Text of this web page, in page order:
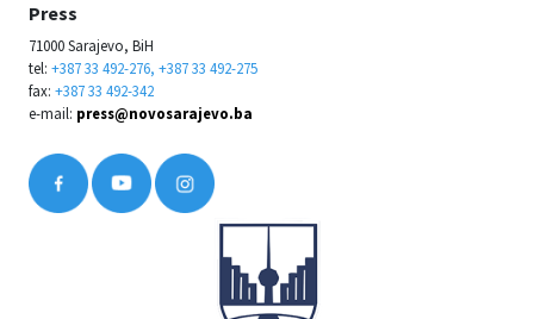
Press
71000 Sarajevo, BiH
tel: +387 33 492-276, +387 33 492-275
fax: +387 33 492-342
e-mail: press@novosarajevo.ba